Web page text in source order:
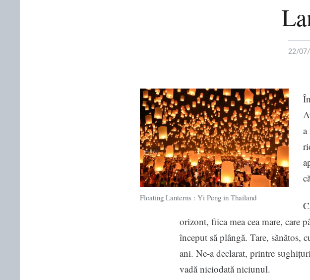
22/
Floating Lanterns : Yi Peng in Thailand
a
orizont, fiica mea cea mare, care
început să plângă. Tare, sănătos,
ani. Ne-a declarat, printre
vadă niciodată niciunul.